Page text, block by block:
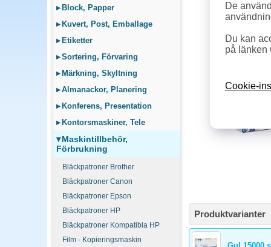
▸ Block, Papper
▸ Kuvert, Post, Emballage
▸ Etiketter
▸Sortering, Förvaring
▸ Märkning, Skyltning
▸Almanackor, Planering
▸ Konferens, Presentation
▸ Kontorsmaskiner, Tele
▾Maskintillbehör,
Förbrukning
Bläckpatroner Brother
Bläckpatroner Canon
Bläckpatroner Epson
Bläckpatroner HP
Bläckpatroner Kompatibla HP
Film - Kopieringsmaskin
Produktvarianter
De
Du kan
på länken
Cookie-